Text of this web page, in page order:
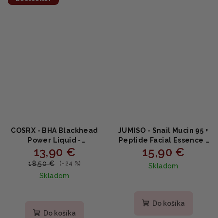
COSRX - BHA Blackhead
Power Liquid -
exfoliačná esencia proti
čiernym bodkám 100ml
13,90 €
18,50 € (–24 %)
Skladom
produktu
Do košíka
JUMISO - Snail Mucin 95 +
Peptide Facial Essence -
Regeneračná esencia so
slimačím mucínom a
peptidmi 50ml
15,90 €
Skladom
Do košíka